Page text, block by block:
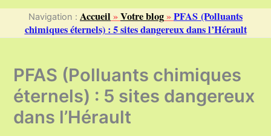
Navigation : Accueil »Votre blog»PFAS (Polluants
chimiques éternels) : 5 sites dangereux dans l’Hérault
PFAS (Polluants chimiques
éternels) : 5 sites dangereux
dans l’Hérault